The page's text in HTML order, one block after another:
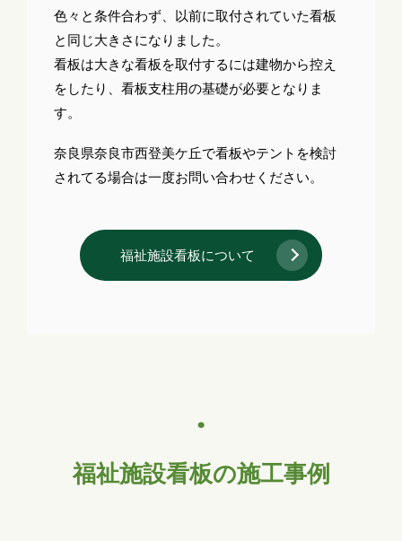
色々と条件合わず、以前に取付されていた看板
と同じ大きさになりました。
看板は大きな看板を取付するには建物から控え
をしたり、看板支柱用の基礎が必要となりま
す。
奈良県奈良市西登美ケ丘で看板やテントを検討
されてる場合は一度お問い合わせください。
福祉施設看板について
福祉施設看板の施工事例